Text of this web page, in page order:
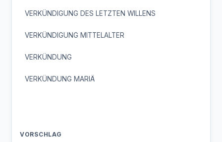
VERKÜNDIGUNG DES LETZTEN WILLENS
VERKÜNDIGUNG MITTELALTER
VERKÜNDUNG
VERKÜNDUNG MARIÄ
VORSCHLAG